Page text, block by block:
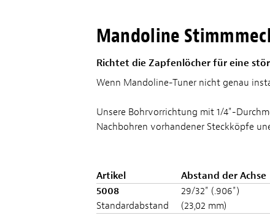
Mandoline
Richtet die Zapfenlöcher für eine
Wenn Mandoline-Tuner nicht genau
Unsere Bohrvorrichtung mit 1/4"-
Nachbohren vorhandener Steckköpfe
Artikel Abstand der Achse
5008
Standardabstand
29/32" (.906")
(23,02 mm)